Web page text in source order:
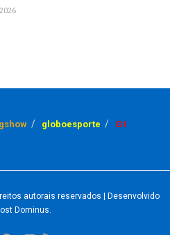
gshow globoesporte G1
autorais reservados | Desenvolvido
Dominus.